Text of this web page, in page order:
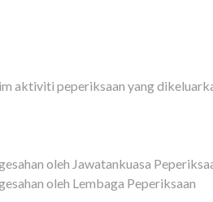
aktiviti peperiksaan yang
oleh Jawatankuasa
oleh Lembaga Peperiksaan